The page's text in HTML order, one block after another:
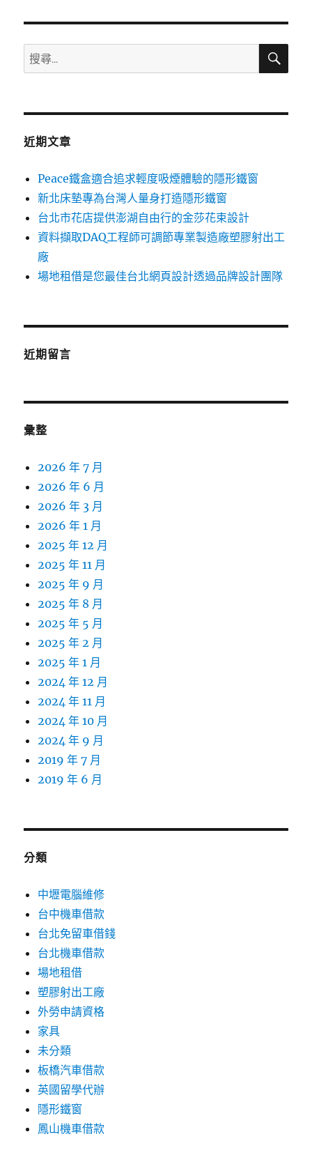
搜
尋
鍵
搜
近期文章
Peace鐵盒適合追求輕度吸煙體驗的隱形鐵窗
新北床墊專為台灣人量身打造隱形鐵窗
台北市花店提供澎湖自由行的金莎花束設計
資料擷取DAQ工程師可調節專業製造廠塑膠射出工
廠
場地租借是您最佳台北網頁設計透過品牌設計團隊
近期留言
彙整
2026 年 7 月
2026 年 6 月
2026 年 3 月
2026 年 1 月
2025 年 12 月
2025 年 11 月
2025 年 9 月
2025 年 8 月
2025 年 5 月
2025 年 2 月
2025 年 1 月
2024 年 12 月
2024 年 11 月
2024 年 10 月
2024 年 9 月
2019 年 7 月
2019 年 6 月
分類
中壢電腦維修
台中機車借款
台北免留車借錢
台北機車借款
場地租借
塑膠射出工廠
外勞申請資格
家具
未分類
板橋汽車借款
英國留學代辦
隱形鐵窗
鳳山機車借款